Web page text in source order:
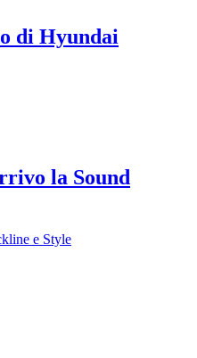
di Hyundai
la Sound
e Style